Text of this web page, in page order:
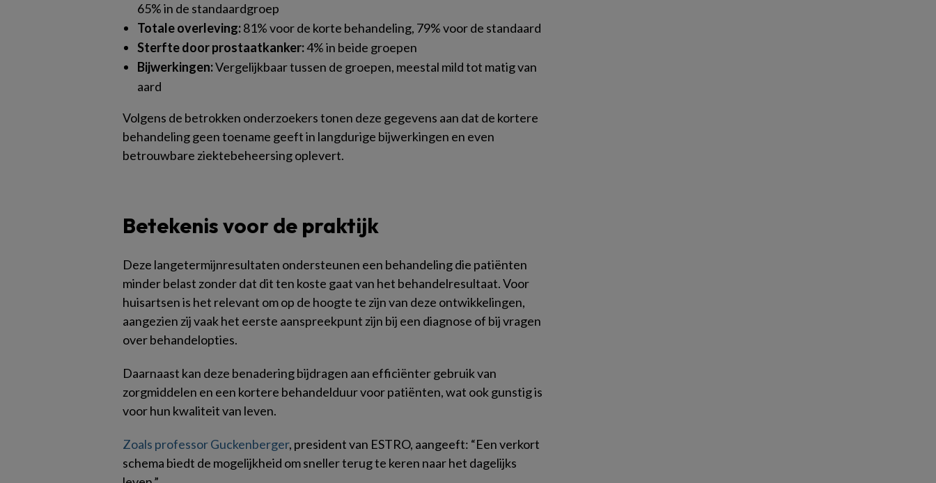
65% in de standaardgroep
Totale overleving:81% voor de korte behandeling, 79% voor de standaard
Sterfte door prostaatkanker:4% in beide groepen
Bijwerkingen:Vergelijkbaar tussen de groepen, meestal mild tot matig van
aard
Volgens de betrokken onderzoekers tonen deze gegevens aan dat de kortere
behandeling geen toename geeft in langdurige bijwerkingen en even
betrouwbare ziektebeheersing oplevert.
Betekenis voor de praktijk
Deze langetermijnresultaten ondersteunen een behandeling die patiënten
minder belast zonder dat dit ten koste gaat van het behandelresultaat. Voor
huisartsen is het relevant om op de hoogte te zijn van deze ontwikkelingen,
aangezien zij vaak het eerste aanspreekpunt zijn bij een diagnose of bij vragen
over behandelopties.
Daarnaast kan deze benadering bijdragen aan efficiënter gebruik van
zorgmiddelen en een kortere behandelduur voor patiënten, wat ook gunstig is
voor hun kwaliteit van leven.
Zoals professor Guckenberger, president van ESTRO, aangeeft: “Een verkort
schema biedt de mogelijkheid om sneller terug te keren naar het dagelijks